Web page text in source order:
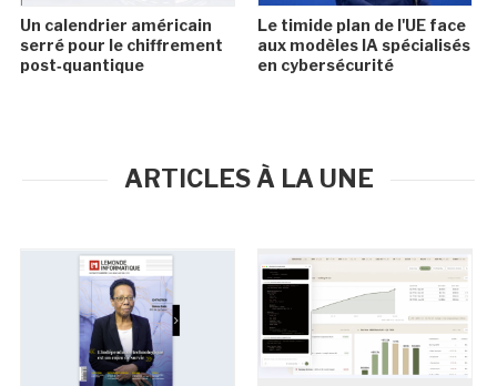
Un calendrier américain
serré pour le chiffrement
post‑quantique
Le timide plan de l'UE face
aux modèles IA spécialisés
en cybersécurité
ARTICLES À LA UNE